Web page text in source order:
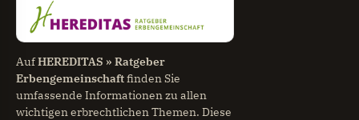
AufHEREDITAS » Ratgeber
Erbengemeinschaftfinden Sie
umfassende Informationen zu allen
wichtigen erbrechtlichen Themen. Diese